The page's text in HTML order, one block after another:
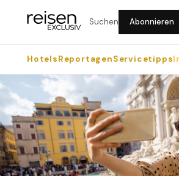
Suchen Abonnieren
HotelsReportagenServicetipps